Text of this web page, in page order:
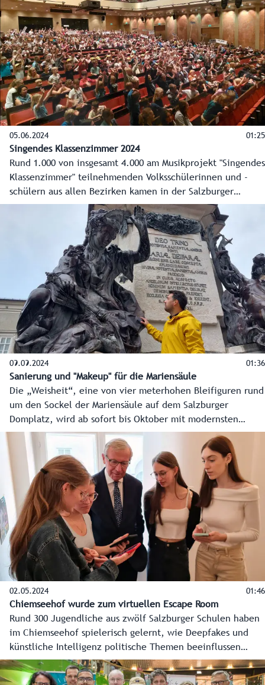
zu sechs Gruppen und rund 72 Kinder.
05.06.2024 01:25
Singendes Klassenzimmer 2024
Rund 1.000 von insgesamt 4.000 am Musikprojekt "Singendes
Klassenzimmer" teilnehmenden Volksschülerinnen und -
schülern aus allen Bezirken kamen in der Salzburger
Altstadt zum großen Abschlussfest zusammen.
09.09.2024 01:36
Sanierung und "Makeup" für die Mariensäule
Die „Weisheit“, eine von vier meterhohen Bleifiguren rund
um den Sockel der Mariensäule auf dem Salzburger
Domplatz, wird ab sofort bis Oktober mit modernsten
Methoden restauriert. Es handelt sich um einen ersten
Schritt, um das 250 Jahre alte Monument in den nächsten
Jahren wieder in altem Glanz erscheinen zu lassen.
02.05.2024 01:46
Chiemseehof wurde zum virtuellen Escape Room
Rund 300 Jugendliche aus zwölf Salzburger Schulen haben
im Chiemseehof spielerisch gelernt, wie Deepfakes und
künstliche Intelligenz politische Themen beeinflussen
können. Angesichts der EU-Wahl am 9. Juni eine wichtige
Erkenntnis. Genutzt wurde dafür das Augmented-Reality-